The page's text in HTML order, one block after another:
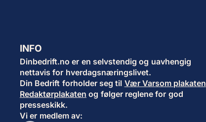
INFO
Dinbedrift.no er en selvstendig og uavhengig
nettavis for hverdagsnæringslivet.
Din Bedrift forholder seg til Vær Varsom plakaten
Redaktørplakaten og følger reglene for god
presseskikk.
Vi er medlem av: